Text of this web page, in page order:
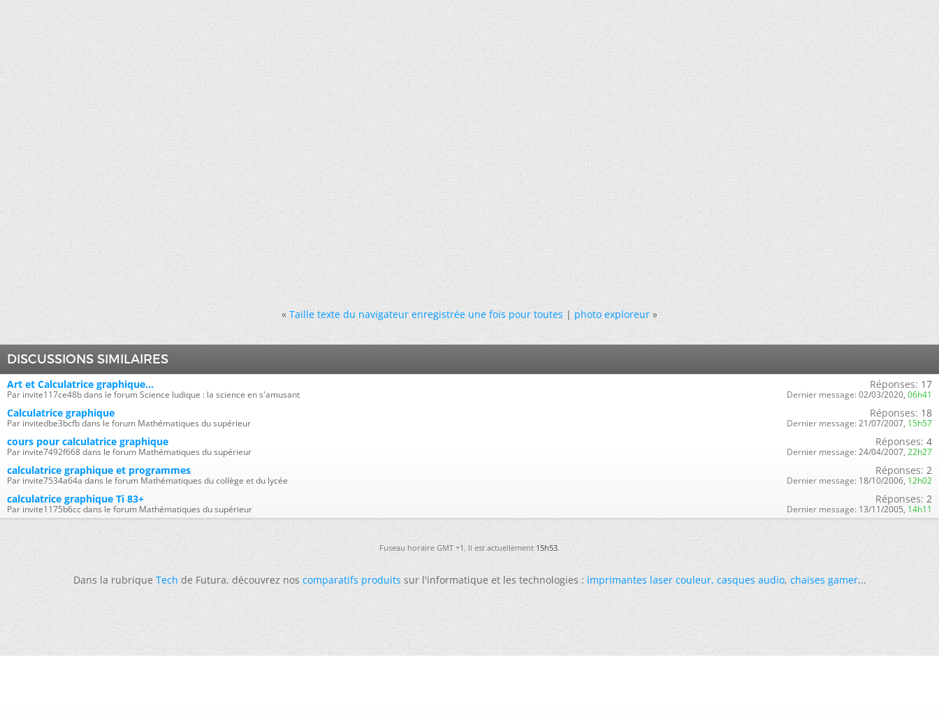
« Taille texte du navigateur enregistrée une fois pour toutes|photo exploreur »
DISCUSSIONS SIMILAIRES
Art et Calculatrice graphique...
Par invite117ce48b dans le forum Science ludique : la science en s'amusant
Réponses: 17
Dernier message: 02/03/2020, 06h41
Calculatrice graphique
Par invitedbe3bcfb dans le forum Mathématiques du supérieur
Réponses: 18
Dernier message: 21/07/2007, 15h57
cours pour calculatrice graphique
Par invite7492f668 dans le forum Mathématiques du supérieur
Réponses: 4
Dernier message: 24/04/2007, 22h27
calculatrice graphique et programmes
Par invite7534a64a dans le forum Mathématiques du collège et du lycée
Réponses: 2
Dernier message: 18/10/2006, 12h02
calculatrice graphique Ti 83+
Par invite1175b6cc dans le forum Mathématiques du supérieur
Réponses: 2
Dernier message: 13/11/2005, 14h11
Fuseau horaire GMT +1. Il est actuellement15h53.
Dans la rubriqueTechde Futura, découvrez noscomparatifs produitssur l'informatique et les technologies :imprimantes laser couleur,casques audio,chaises gamer...